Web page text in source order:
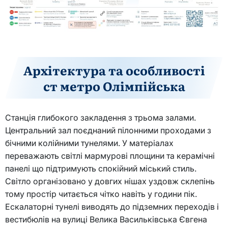
Архітектура та особливості
ст метро Олімпійська
Станція глибокого закладення з трьома залами.
Центральний зал поєднаний пілонними проходами з
бічними колійними тунелями. У матеріалах
переважають світлі мармурові площини та керамічні
панелі що підтримують спокійний міський стиль.
Світло організовано у довгих нішах уздовж склепінь
тому простір читається чітко навіть у години пік.
Ескалаторні тунелі виводять до підземних переходів і
вестибюлів на вулиці Велика Васильківська Євгена